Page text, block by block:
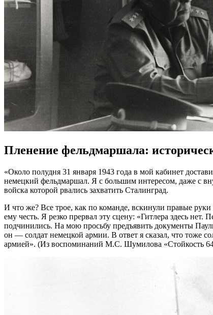
Пленение фельдмаршала:
«Около полудня 31 января 1943 года в мой кабинет
немецкий фельдмаршал. Я с большим интересом, даже с
войска которой рвались захватить Сталинград.
И что же? Все трое, как по команде, вскинули правые
ему честь. Я резко прервал эту сцену: «Гитлера здесь
подчинились. На мою просьбу предъявить документы
он — солдат немецкой армии. В ответ я сказал, что тоже
армией». (Из воспоминаний М.С. Шумилова «Стойкость